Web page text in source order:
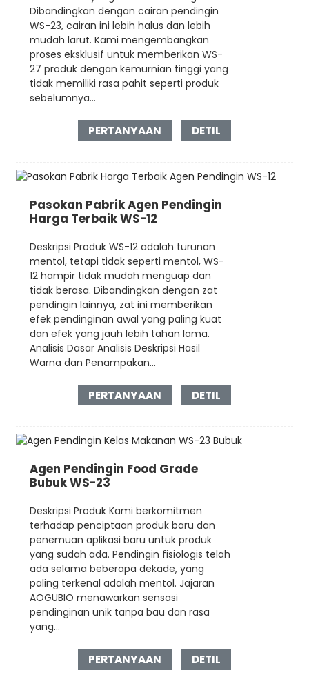
Dibandingkan dengan cairan pendingin
WS-23, cairan ini lebih halus dan lebih
mudah larut. Kami mengembangkan
proses eksklusif untuk memberikan WS-
27 produk dengan kemurnian tinggi yang
tidak memiliki rasa pahit seperti produk
sebelumnya...
PERTANYAAN DETIL
Pasokan Pabrik Agen Pendingin
Harga Terbaik WS-12
Deskripsi Produk WS-12 adalah turunan
mentol, tetapi tidak seperti mentol, WS-
12 hampir tidak mudah menguap dan
tidak berasa. Dibandingkan dengan zat
pendingin lainnya, zat ini memberikan
efek pendinginan awal yang paling kuat
dan efek yang jauh lebih tahan lama.
Analisis Dasar Analisis Deskripsi Hasil
Warna dan Penampakan...
PERTANYAAN DETIL
Agen Pendingin Food Grade
Bubuk WS-23
Deskripsi Produk Kami berkomitmen
terhadap penciptaan produk baru dan
penemuan aplikasi baru untuk produk
yang sudah ada. Pendingin fisiologis telah
ada selama beberapa dekade, yang
paling terkenal adalah mentol. Jajaran
AOGUBIO menawarkan sensasi
pendinginan unik tanpa bau dan rasa
yang...
PERTANYAAN DETIL